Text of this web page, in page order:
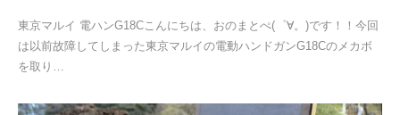
東京マルイ 電ハンG18Cこんにちは、おのまとぺ(゜∀。)です！！今回
は以前故障してしまった東京マルイの電動ハンドガンG18Cのメカボ
を取り…